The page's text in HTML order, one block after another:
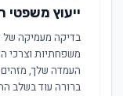
ייעוץ משפטי
בדיקה מעמיקה של
משפחתיות וצרכי
העמדה שלך,
ברורה עוד בשלב